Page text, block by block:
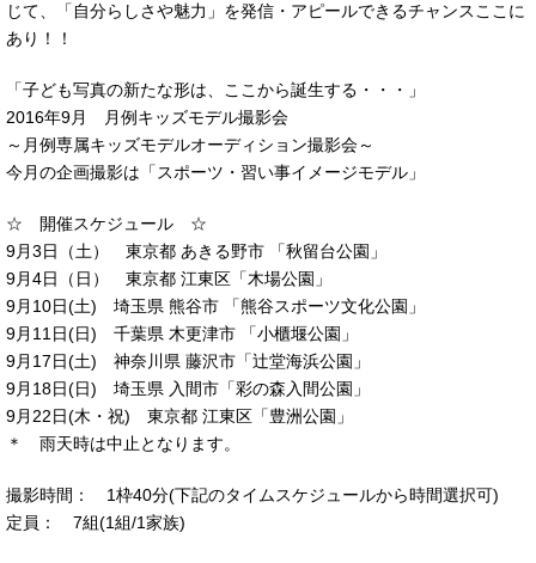
じて、「自分らしさや魅力」を発信・アピールできるチャンスここに
あり！！
「子ども写真の新たな形は、ここから誕生する・・・」
2016年9月 月例キッズモデル撮影会
～月例専属キッズモデルオーディション撮影会～
今月の企画撮影は「スポーツ・習い事イメージモデル」
☆ 開催スケジュール ☆
9月3日（土） 東京都 あきる野市 「秋留台公園」
9月4日（日） 東京都 江東区「木場公園」
9月10日(土) 埼玉県 熊谷市 「熊谷スポーツ文化公園」
9月11日(日) 千葉県 木更津市 「小櫃堰公園」
9月17日(土) 神奈川県 藤沢市「辻堂海浜公園」
9月18日(日) 埼玉県 入間市「彩の森入間公園」
9月22日(木・祝) 東京都 江東区「豊洲公園」
＊ 雨天時は中止となります。
撮影時間： 1枠40分(下記のタイムスケジュールから時間選択可)
定員： 7組(1組/1家族)